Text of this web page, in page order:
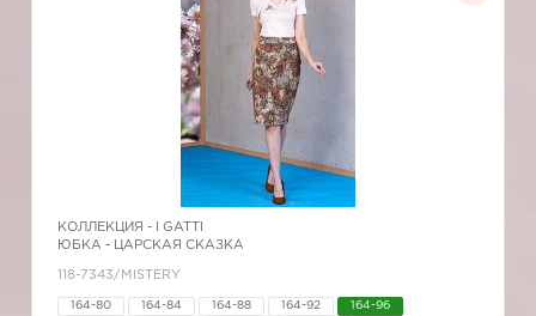
КОЛЛЕКЦИЯ -
I GATTI
ЮБКА - ЦАРСКАЯ СКАЗКА
118-7343/MISTERY
164-80 164-84 164-88 164-92 164-96